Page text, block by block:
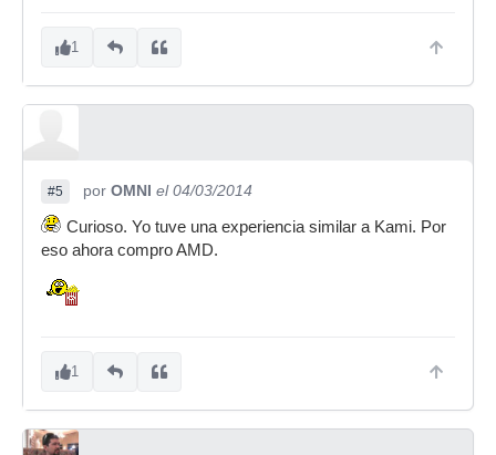
1
#5 por OMNI el 04/03/2014
Curioso. Yo tuve una experiencia similar a Kami. Por
eso ahora compro AMD.
1